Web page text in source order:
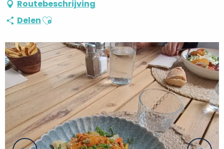
Routebeschrijving
DelenAjouter aux favoris